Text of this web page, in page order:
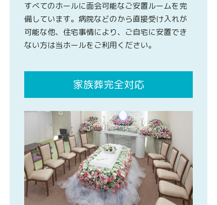
すべてのホールに面会可能なご安置ルームを完
備しています。病院などのから直接受け入れが
可能な他、住宅事情により、ご自宅に安置でき
ない方は当ホールをご利用ください。
家族葬完全対応